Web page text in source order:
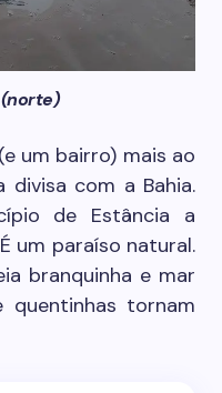
(norte)
um bairro) mais ao
divisa com a Bahia.
de Estância a
um paraíso natural.
branquinha e mar
quentinhas tornam